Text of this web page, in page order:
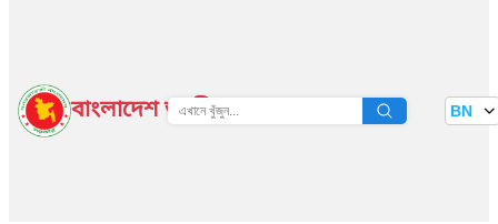
বাংলাদেশ জাতীয় তথ্য বাতায়ন BN